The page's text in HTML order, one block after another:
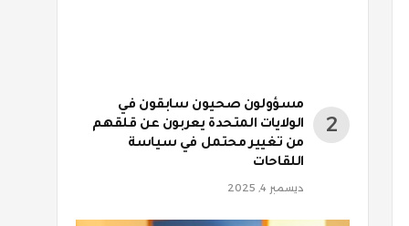
مسؤولون صحيون سابقون في
الولايات المتحدة يعربون عن قلقهم
من تغيير محتمل في سياسة
اللقاحات
ديسمبر 4, 2025